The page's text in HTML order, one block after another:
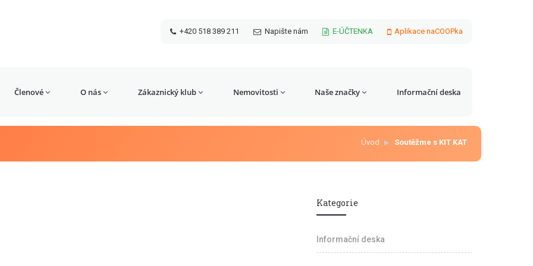
+420 518 389 211 Napište nám E-ÚČTENKA Aplikace naCOOPka
Členové O nás Zákaznický klub Nemovitosti Naše značky Informační deska
Úvod Soutěžme s KIT KAT
Kategorie
Informační deska